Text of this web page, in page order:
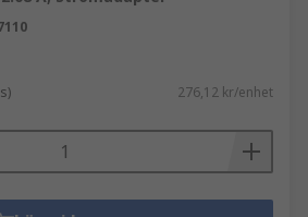
276,12 kr/enhet